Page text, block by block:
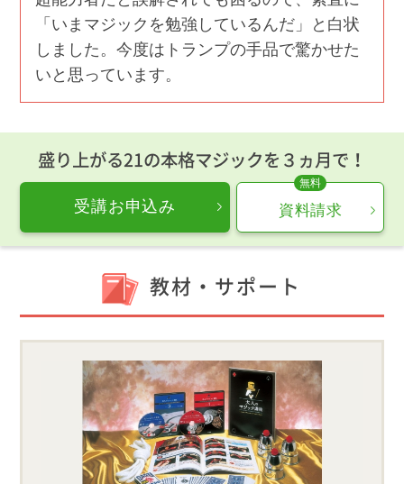
「いまマジックを勉強しているんだ」と白状
しました。今度はトランプの手品で驚かせた
いと思っています。
盛り上がる21の本格マジックを３ヵ月で！
受講お申込み 資料請求
教材・サポート